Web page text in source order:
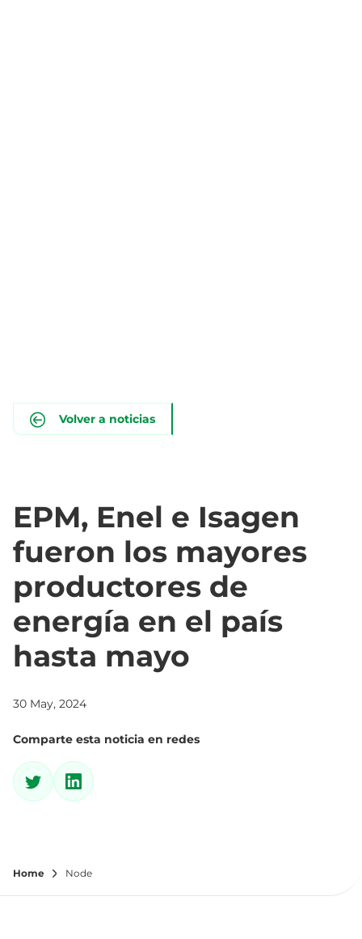
Volver a noticias
EPM, Enel e Isagen
fueron los mayores
productores de
energía en el país
hasta mayo
30 May, 2024
Comparte esta noticia en redes
Home Node